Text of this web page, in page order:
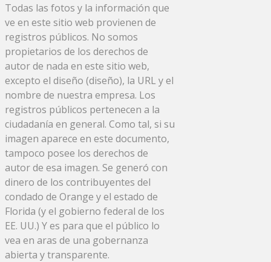
Todas las fotos y la información que
ve en este sitio web provienen de
registros públicos. No somos
propietarios de los derechos de
autor de nada en este sitio web,
excepto el diseño (diseño), la URL y el
nombre de nuestra empresa. Los
registros públicos pertenecen a la
ciudadanía en general. Como tal, si su
imagen aparece en este documento,
tampoco posee los derechos de
autor de esa imagen. Se generó con
dinero de los contribuyentes del
condado de Orange y el estado de
Florida (y el gobierno federal de los
EE. UU.) Y es para que el público lo
vea en aras de una gobernanza
abierta y transparente.